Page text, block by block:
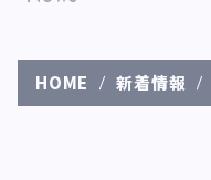
HOME 新着情報